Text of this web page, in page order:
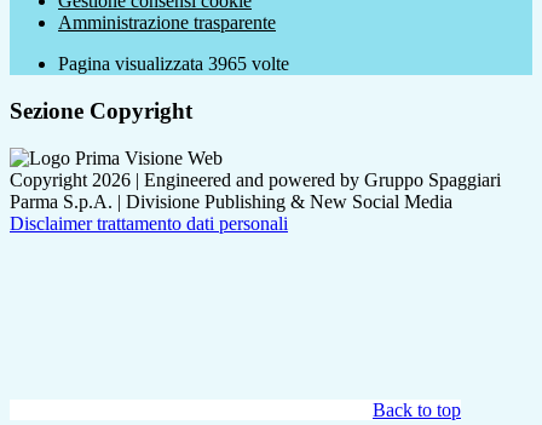
Amministrazione trasparente
Pagina visualizzata 3965 volte
Sezione Copyright
Copyright 2026 | Engineered and powered by Gruppo Spaggiari
Parma S.p.A. | Divisione Publishing & New Social Media
Disclaimer trattamento dati personali
Back to top